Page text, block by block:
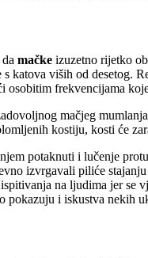
mačke izuzetno rijetko
katova viših od
osobitim frekvencijama
mačjeg
kostiju, kosti će
potaknuti i lučenje
izvrgavali piliće
na ljudima jer se
pokazuju i iskustva nekih